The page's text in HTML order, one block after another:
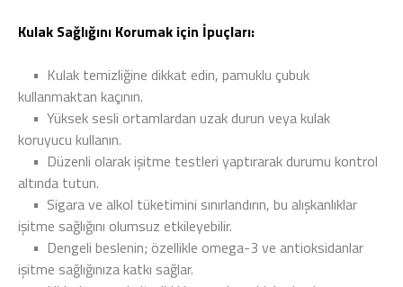
Kulak Sağlığını Korumak için İpuçları:
• Kulak temizliğine dikkat edin, pamuklu çubuk
kullanmaktan kaçının.
• Yüksek sesli ortamlardan uzak durun veya kulak
koruyucu kullanın.
• Düzenli olarak işitme testleri yaptırarak durumu kontrol
altında tutun.
• Sigara ve alkol tüketimini sınırlandırın, bu alışkanlıklar
işitme sağlığını olumsuz etkileyebilir.
• Dengeli beslenin; özellikle omega-3 ve antioksidanlar
işitme sağlığınıza katkı sağlar.